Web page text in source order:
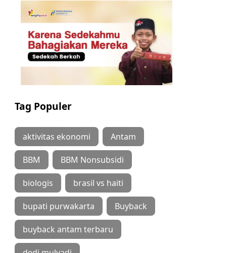
Tag Populer
aktivitas ekonomi Antam
BBM BBM Nonsubsidi
biologis brasil vs haiti
bupati purwakarta Buyback
buyback antam terbaru